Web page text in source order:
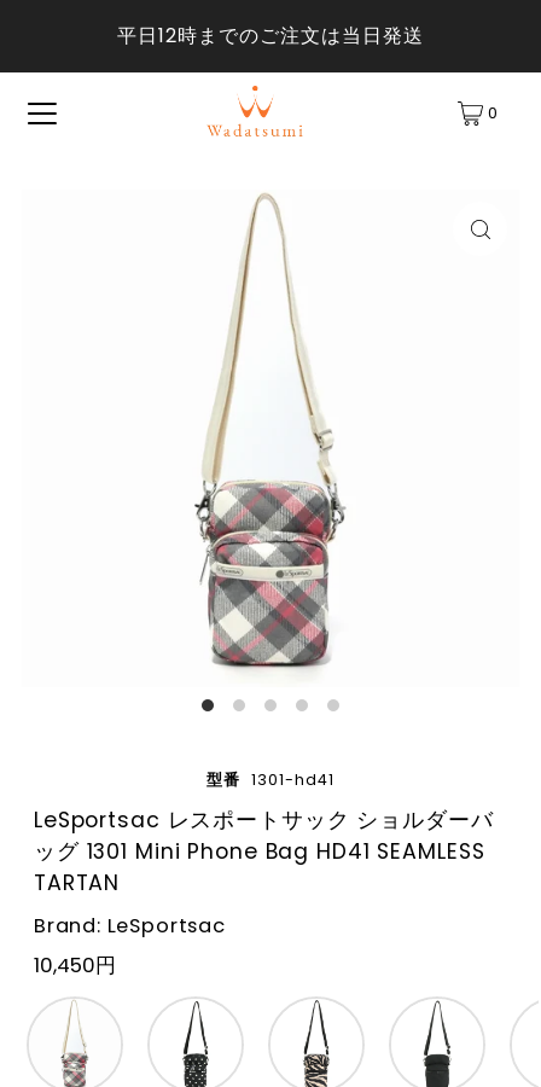
平日12時までのご注文は当日発送
0
型番 1301-hd41
LeSportsac レスポートサック ショルダーバ
ッグ 1301 Mini Phone Bag HD41 SEAMLESS
TARTAN
Brand: LeSportsac
10,450円